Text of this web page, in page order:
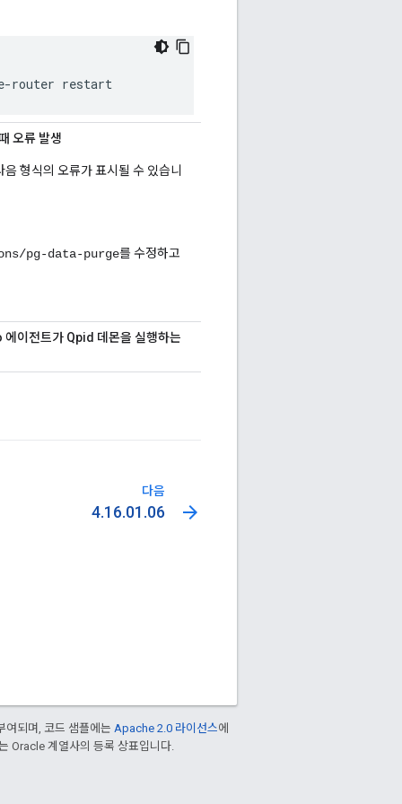
router restart
오류 발생
형식의 오류가 표시될 수 있습니
pg-data-purge를 수정하고
이전트가 Qpid 데몬을 실행하는
다음
4.16.01.06 arrow_forward
여되며, 코드 샘플에는 Apache 2.0 라이선스에
Oracle 계열사의 등록 상표입니다.